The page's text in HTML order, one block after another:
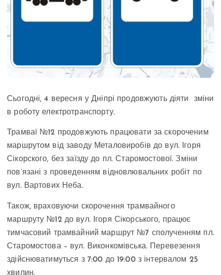
Сьогодні, 4 вересня у Дніпрі продовжують діяти зміни
в роботу електротранспорту.
Трамваї №12 продовжують працювати за скороченим
маршрутом від заводу Металовиробів до вул. Ігоря
Сікорского, без заїзду до пл. Старомостової. Зміни
пов’язані з проведенням відновлювальних робіт по
вул. Вартових Неба.
Також, враховуючи скорочення трамвайного
маршруту №12 до вул. Ігоря Сікорського, працює
тимчасовий трамвайний маршрут №7 сполученням пл.
Старомостова – вул. Виконкомівська. Перевезення
здійснюватимуться з 7:00 до 19:00 з інтервалом 25
хвилин.